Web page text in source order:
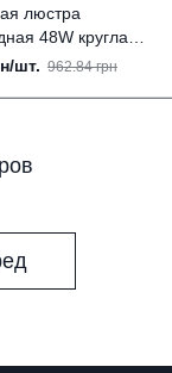
люстра
48W круглая
IP20
шт. 962.84 грн